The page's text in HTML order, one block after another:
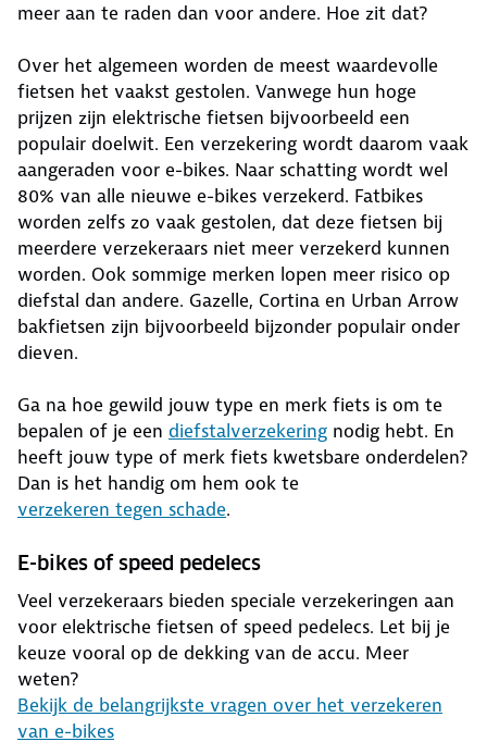
meer aan te raden dan voor andere. Hoe zit dat?
Over het algemeen worden de meest waardevolle
fietsen het vaakst gestolen. Vanwege hun hoge
prijzen zijn elektrische fietsen bijvoorbeeld een
populair doelwit. Een verzekering wordt daarom vaak
aangeraden voor e-bikes. Naar schatting wordt wel
80% van alle nieuwe e-bikes verzekerd. Fatbikes
worden zelfs zo vaak gestolen, dat deze fietsen bij
meerdere verzekeraars niet meer verzekerd kunnen
worden. Ook sommige merken lopen meer risico op
diefstal dan andere. Gazelle, Cortina en Urban Arrow
bakfietsen zijn bijvoorbeeld bijzonder populair onder
dieven.
Ga na hoe gewild jouw type en merk fiets is om te
bepalen of je een diefstalverzekering nodig hebt. En
heeft jouw type of merk fiets kwetsbare onderdelen?
Dan is het handig om hem ook te
verzekeren tegen schade.
E-bikes of speed pedelecs
Veel verzekeraars bieden speciale verzekeringen aan
voor elektrische fietsen of speed pedelecs. Let bij je
keuze vooral op de dekking van de accu. Meer
weten?
Bekijk de belangrijkste vragen over het verzekeren
van e-bikes